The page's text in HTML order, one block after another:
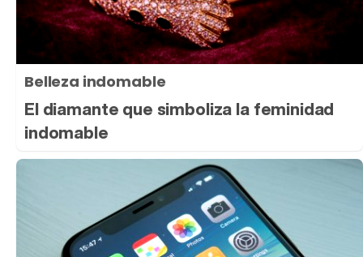
Belleza indomable
El diamante que simboliza la feminidad
indomable